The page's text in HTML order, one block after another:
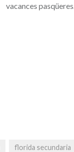
vacances
florida secundaria